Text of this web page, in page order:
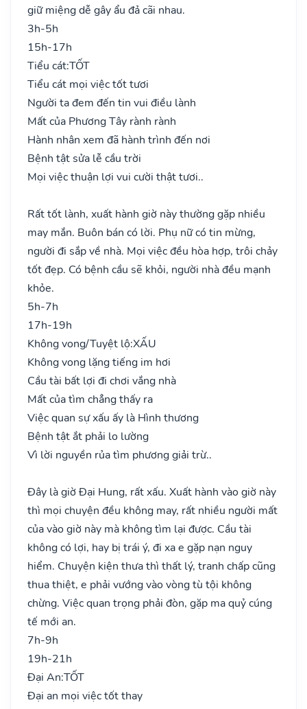
giữ miệng dễ gây ẩu đả cãi nhau.
3h-5h
15h-17h
Tiểu cát:TỐT
Tiểu cát mọi việc tốt tươi
Người ta đem đến tin vui điều lành
Mất của Phương Tây rành rành
Hành nhân xem đã hành trình đến nơi
Bệnh tật sửa lễ cầu trời
Mọi việc thuận lợi vui cười thật tươi..
Rất tốt lành, xuất hành giờ này thường gặp nhiều
may mắn. Buôn bán có lời. Phụ nữ có tin mừng,
người đi sắp về nhà. Mọi việc đều hòa hợp, trôi chảy
tốt đẹp. Có bệnh cầu sẽ khỏi, người nhà đều mạnh
khỏe.
5h-7h
17h-19h
Không vong/Tuyệt lộ:XẤU
Không vong lặng tiếng im hơi
Cầu tài bất lợi đi chơi vắng nhà
Mất của tìm chẳng thấy ra
Việc quan sự xấu ấy là Hình thương
Bệnh tật ắt phải lo lường
Vì lời nguyền rủa tìm phương giải trừ..
Đây là giờ Đại Hung, rất xấu. Xuất hành vào giờ này
thì mọi chuyện đều không may, rất nhiều người mất
của vào giờ này mà không tìm lại được. Cầu tài
không có lợi, hay bị trái ý, đi xa e gặp nạn nguy
hiểm. Chuyện kiện thưa thì thất lý, tranh chấp cũng
thua thiệt, e phải vướng vào vòng tù tội không
chừng. Việc quan trọng phải đòn, gặp ma quỷ cúng
tế mới an.
7h-9h
19h-21h
Đại An:TỐT
Đại an mọi việc tốt thay